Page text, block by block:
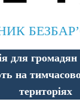
для громадян
на
територіях